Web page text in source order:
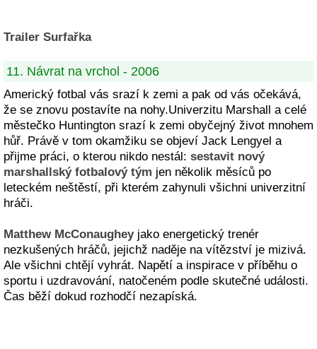
Trailer Surfařka
11. Návrat na vrchol - 2006
Americký fotbal vás srazí k zemi a pak od vás očekává,
že se znovu postavíte na nohy.Univerzitu Marshall a celé
městečko Huntington srazí k zemi obyčejný život mnohem
hůř. Právě v tom okamžiku se objeví Jack Lengyel a
přijme práci, o kterou nikdo nestál: sestavit nový
marshallský fotbalový tým jen několik měsíců po
leteckém neštěstí, při kterém zahynuli všichni univerzitní
hráči.
Matthew McConaugheyjako energetický trenér
nezkušených hráčů, jejichž naděje na vítězství je mizivá.
Ale všichni chtějí vyhrát. Napětí a inspirace v příběhu o
sportu i uzdravování, natočeném podle skutečné události.
Čas běží dokud rozhodčí nezapíská.